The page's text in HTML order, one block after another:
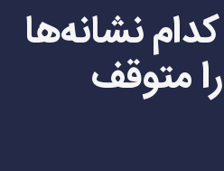
نشانه‌ها
متوقف